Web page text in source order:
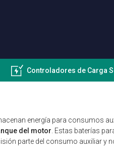
Controladores de Carga
energía para consumos
del motor . Estas baterías
parte del consumo auxiliar y